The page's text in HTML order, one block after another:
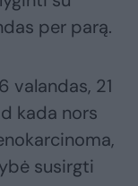
per parą.
valandas, 21
kada nors
susirgti